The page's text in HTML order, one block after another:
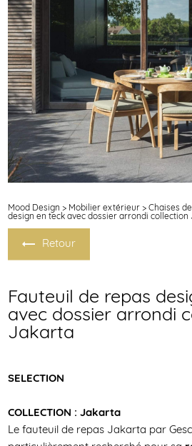
Mood Design > Mobilier extérieur >Chaises
design en teck avec dossier arrondi collection
Retour
Fauteuil de repas
avec dossier arrondi
Jakarta
SELECTION
COLLECTION : Jakarta
Le fauteuil de repas Jakarta par